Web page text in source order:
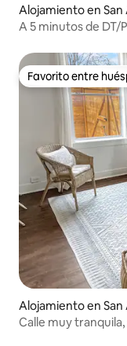
Alojamiento en
A 5 minutos de
Favorito entre
Favorito entre
Alojamiento en
Calle muy